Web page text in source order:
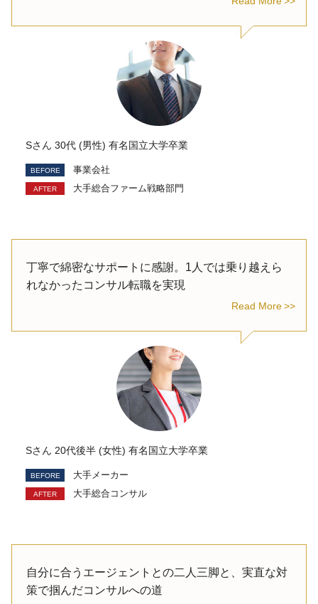
Sさん 30代 (男性) 有名国立大学卒業
事業会社
大手総合ファーム戦略部門
丁寧で綿密なサポートに感謝。1人では乗り越えら
れなかったコンサル転職を実現
Read More
Sさん 20代後半 (女性) 有名国立大学卒業
大手メーカー
大手総合コンサル
自分に合うエージェントとの二人三脚と、実直な対
策で掴んだコンサルへの道